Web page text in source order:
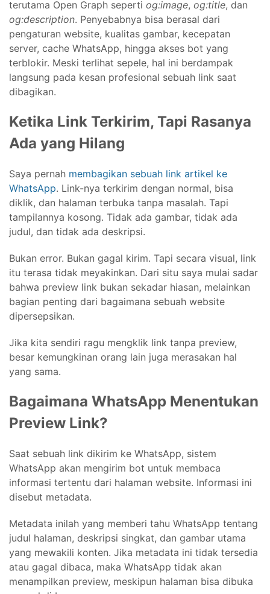
terutama Open Graph seperti og:image, og:title, dan
og:description. Penyebabnya bisa berasal dari
pengaturan website, kualitas gambar, kecepatan
server, cache WhatsApp, hingga akses bot yang
terblokir. Meski terlihat sepele, hal ini berdampak
langsung pada kesan profesional sebuah link saat
dibagikan.
Ketika Link Terkirim, Tapi Rasanya
Ada yang Hilang
Saya pernah membagikan sebuah link artikel ke
WhatsApp. Link-nya terkirim dengan normal, bisa
diklik, dan halaman terbuka tanpa masalah. Tapi
tampilannya kosong. Tidak ada gambar, tidak ada
judul, dan tidak ada deskripsi.
Bukan error. Bukan gagal kirim. Tapi secara visual, link
itu terasa tidak meyakinkan. Dari situ saya mulai sadar
bahwa preview link bukan sekadar hiasan, melainkan
bagian penting dari bagaimana sebuah website
dipersepsikan.
Jika kita sendiri ragu mengklik link tanpa preview,
besar kemungkinan orang lain juga merasakan hal
yang sama.
Bagaimana WhatsApp Menentukan
Preview Link?
Saat sebuah link dikirim ke WhatsApp, sistem
WhatsApp akan mengirim bot untuk membaca
informasi tertentu dari halaman website. Informasi ini
disebut metadata.
Metadata inilah yang memberi tahu WhatsApp tentang
judul halaman, deskripsi singkat, dan gambar utama
yang mewakili konten. Jika metadata ini tidak tersedia
atau gagal dibaca, maka WhatsApp tidak akan
menampilkan preview, meskipun halaman bisa dibuka